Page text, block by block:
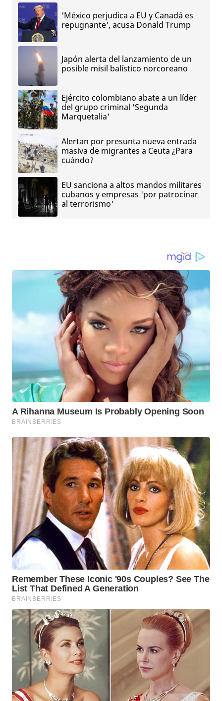
'México perjudica a EU y Canadá es
repugnante', acusa Donald Trump
Japón alerta del lanzamiento de un
posible misil balístico norcoreano
Ejército colombiano abate a un líder
del grupo criminal 'Segunda
Marquetalia'
Alertan por presunta nueva entrada
masiva de migrantes a Ceuta ¿Para
cuándo?
EU sanciona a altos mandos militares
cubanos y empresas 'por patrocinar
al terrorismo'